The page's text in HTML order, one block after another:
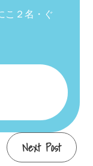
２名・ぐ
Next Post